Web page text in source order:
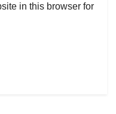
in this browser for